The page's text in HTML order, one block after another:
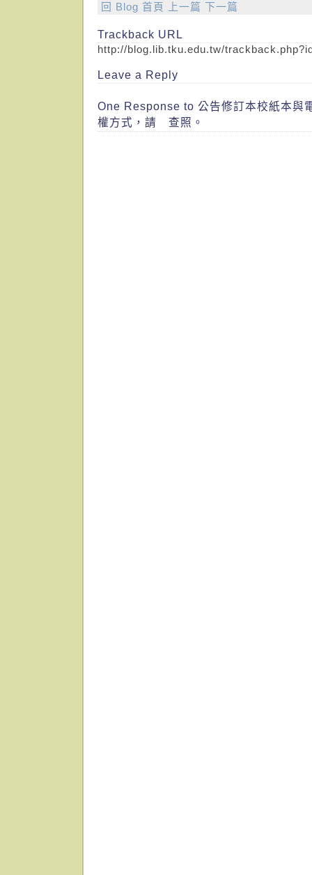
回 Blog 首頁
上一篇 下一篇
Trackback URL
http://blog.lib.tku.edu.tw/
Leave a Reply
One Response to 公告修訂本校紙本與
權方式，請 查照。